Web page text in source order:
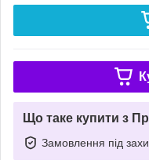
Що таке купити з
Замовлення під